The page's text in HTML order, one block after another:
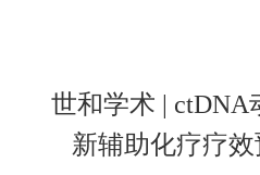
世和学术 | ctDNA
新辅助化疗疗